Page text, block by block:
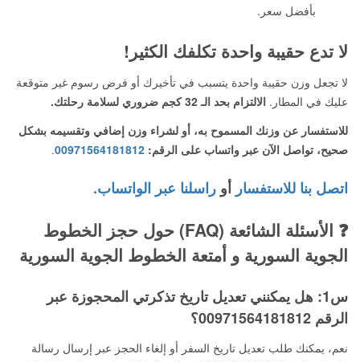
بأفضل سعر.
لا تدع حقيبة واحدة تكلفك الكثير!
لا تجعل وزن حقيبة واحدة يتسبب في تأخيرك أو فرض رسوم غير متوقعة
عليك في المطار. الالتزام بحد الـ 32 كجم ضروري لسلامة رحلتك.
للاستفسار عن وزنك المسموح به، أو لشراء وزن إضافي وتقسيمه بشكل
صحيح، تواصل الآن عبر واتساب على الرقم: 00971564181812
.
اتصل بنا للاستفسار أو راسلنا عبر الواتساب.
❓ الأسئلة الشائعة (FAQ) حول حجز الخطوط
الجوية السورية و أمتعة الخطوط الجوية السورية
س1: هل يمكنني تعديل تاريخ تذكرتي المحجوزة عبر
الرقم 00971564181812؟
نعم، يمكنك طلب تعديل تاريخ السفر أو إلغاء الحجز عبر إرسال رسالة